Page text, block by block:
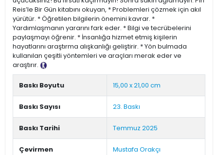
Reis’le Bir Gün kitabını okuyan, * Problemleri çözmek için akıl
yürütür. * Öğretilen bilgilerin önemini kavrar. *
Yardımlaşmanın yararını fark eder. * Bilgi ve tecrübelerini
paylaşmayı öğrenir. * İnsanlığa hizmet etmiş kişilerin
hayatlarını araştırma alışkanlığı geliştirir. * Yön bulmada
kullanılan çeşitli yöntemleri ve araçları merak eder ve
araştırır.
Baskı Boyutu 15,00 x 21,00 cm
Baskı Sayısı 23. Baskı
Baskı Tarihi Temmuz 2025
Çevirmen Mustafa Orakçı